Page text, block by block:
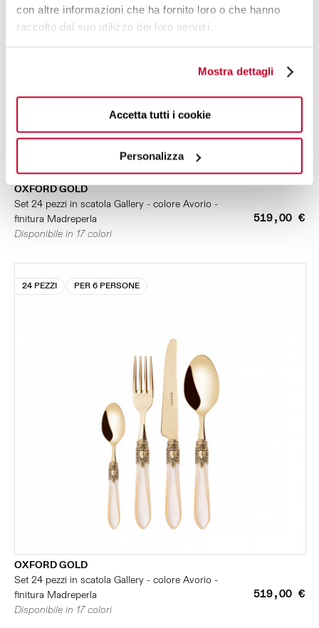
con altre informazioni che ha fornito loro o che hanno
raccolto dal suo utilizzo dei loro servizi.
Mostra dettagli
Accetta tutti i cookie
Personalizza
OXFORD GOLD
Set 24 pezzi in scatola Gallery - colore Avorio -
finitura Madreperla
519,00 €
Disponibile in 17 colori
24 PEZZI PER 6 PERSONE
OXFORD GOLD
Set 24 pezzi in scatola Gallery - colore Avorio -
finitura Madreperla
519,00 €
Disponibile in 17 colori